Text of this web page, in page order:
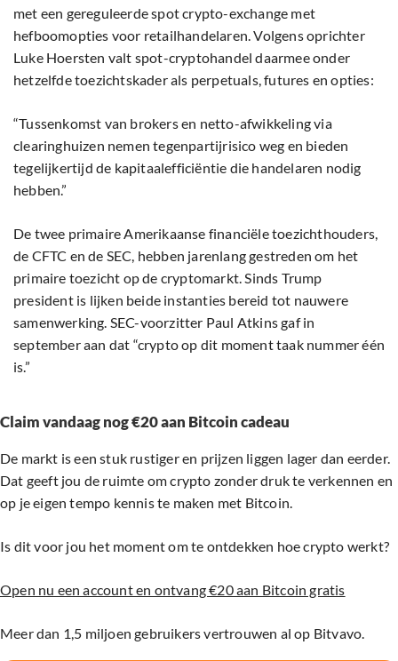
met een gereguleerde spot crypto-exchange met
hefboomopties voor retailhandelaren. Volgens oprichter
Luke Hoersten valt spot-cryptohandel daarmee onder
hetzelfde toezichtskader als perpetuals, futures en opties:
“Tussenkomst van brokers en netto-afwikkeling via
clearinghuizen nemen tegenpartijrisico weg en bieden
tegelijkertijd de kapitaalefficiëntie die handelaren nodig
hebben.”
De twee primaire Amerikaanse financiële toezichthouders,
de CFTC en de SEC, hebben jarenlang gestreden om het
primaire toezicht op de cryptomarkt. Sinds Trump
president is lijken beide instanties bereid tot nauwere
samenwerking. SEC-voorzitter Paul Atkins gaf in
september aan dat “crypto op dit moment taak nummer één
is.”
Claim vandaag nog €20 aan Bitcoin cadeau
De markt is een stuk rustiger en prijzen liggen lager dan eerder.
Dat geeft jou de ruimte om crypto zonder druk te verkennen en
op je eigen tempo kennis te maken met Bitcoin.
Is dit voor jou het moment om te ontdekken hoe crypto werkt?
Open nu een account en ontvang €20 aan Bitcoin gratis
Meer dan 1,5 miljoen gebruikers vertrouwen al op Bitvavo.